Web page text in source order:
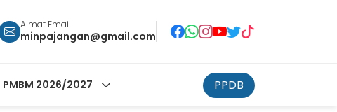
Almat Email
minpajangan@gmail.com
PMBM 2026/2027 PPDB